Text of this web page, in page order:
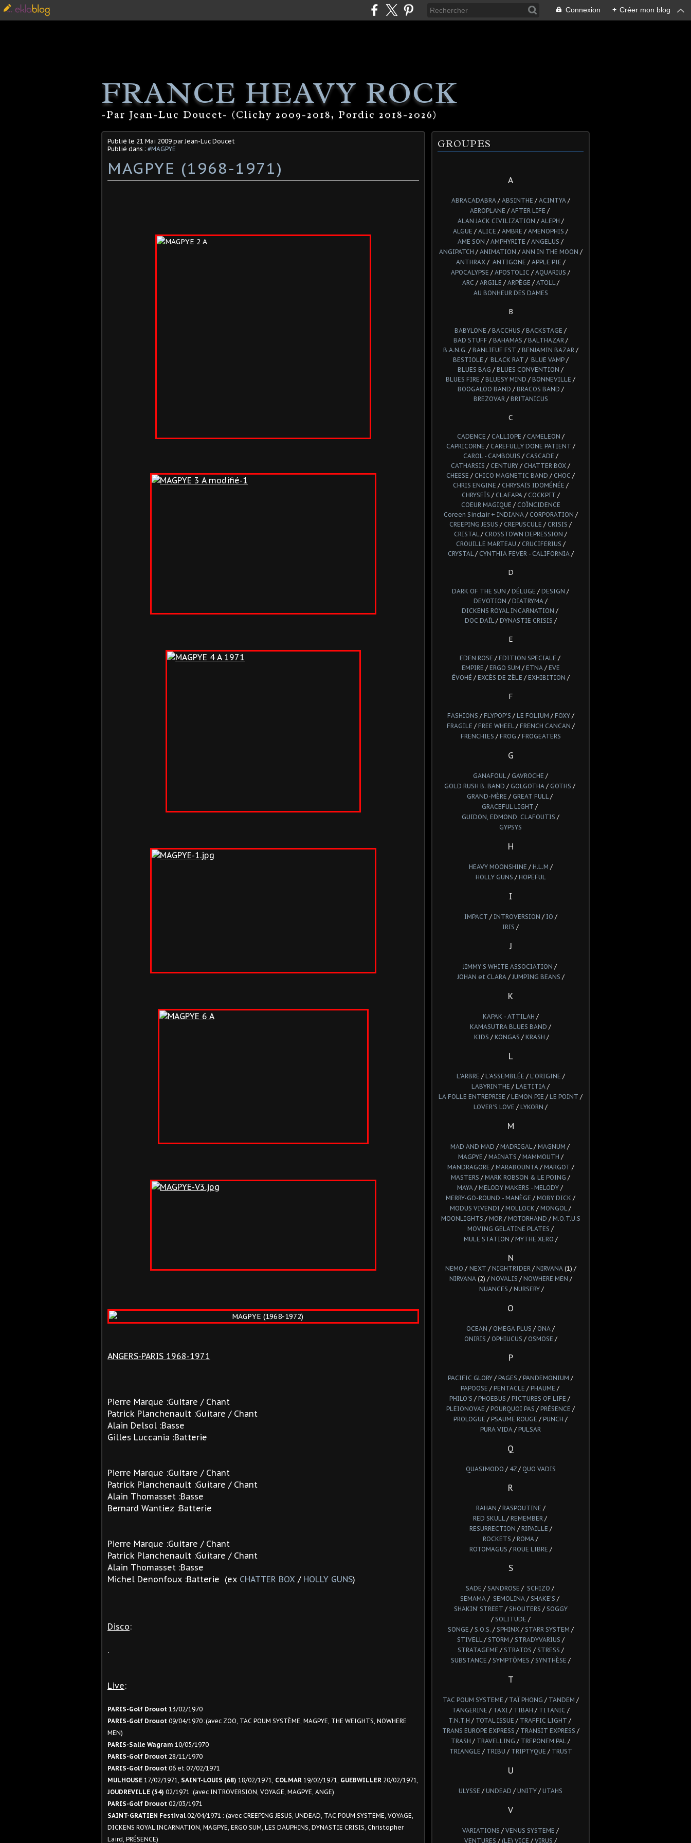
Connexion + Créer mon blog
FRANCE HEAVY ROCK
-Par Jean-Luc Doucet- (Clichy 2009-2018, Pordic 2018-2026)
Publié le 21 Mai 2009 par Jean-Luc Doucet
Publié dans : #MAGPYE
MAGPYE (1968-1971)
ANGERS-PARIS 1968-1971
Pierre Marque :Guitare / Chant
Patrick Planchenault :Guitare / Chant
Alain Delsol :Basse
Gilles Luccania :Batterie
Pierre Marque :Guitare / Chant
Patrick Planchenault :Guitare / Chant
Alain Thomasset :Basse
Bernard Wantiez :Batterie
Pierre Marque :Guitare / Chant
Patrick Planchenault :Guitare / Chant
Alain Thomasset :Basse
Michel Denonfoux :Batterie (ex CHATTER BOX / HOLLY GUNS)
Disco:
.
Live:
PARIS-Golf Drouot 13/02/1970
PARIS-Golf Drouot 09/04/1970 :(avec ZOO, TAC POUM SYSTÈME, MAGPYE, THE WEIGHTS, NOWHERE
MEN)
PARIS-Salle Wagram 10/05/1970
PARIS-Golf Drouot 28/11/1970
PARIS-Golf Drouot 06 et 07/02/1971
MULHOUSE 17/02/1971, SAINT-LOUIS (68) 18/02/1971, COLMAR 19/02/1971, GUEBWILLER 20/02/1971,
JOUDREVILLE (54) 02/1971 :(avec INTROVERSION, VOYAGE, MAGPYE, ANGE)
PARIS-Golf Drouot 02/03/1971
SAINT-GRATIEN Festival02/04/1971 : (avec CREEPING JESUS, UNDEAD, TAC POUM SYSTEME, VOYAGE,
DICKENS ROYAL INCARNATION, MAGPYE, ERGO SUM, LES DAUPHINS, DYNASTIE CRISIS, Christopher
Laird, PRÉSENCE)
GROUPES
A
ABRACADABRA/ ABSINTHE / ACINTYA/
AEROPLANE / AFTER LIFE /
ALAN JACK CIVILIZATION / ALEPH /
ALGUE / ALICE / AMBRE / AMENOPHIS /
AME SON / AMPHYRITE / ANGELUS /
ANGIPATCH / ANIMATION / ANN IN THE MOON /
ANTHRAX/ ANTIGONE / APPLE PIE /
APOCALYPSE / APOSTOLIC / AQUARIUS /
ARC / ARGILE / ARPÈGE / ATOLL/
AU BONHEUR DES DAMES
B
BABYLONE / BACCHUS / BACKSTAGE /
BAD STUFF / BAHAMAS / BALTHAZAR/
B.A.N.G. / BANLIEUE EST / BENJAMIN BAZAR/
BESTIOLE / BLACK RAT / BLUE VAMP/
BLUES BAG / BLUES CONVENTION /
BLUES FIRE / BLUESY MIND / BONNEVILLE /
BOOGALOO BAND / BRACOS BAND /
BREZOVAR/ BRITANICUS
C
CADENCE / CALLIOPE / CAMELEON /
CAPRICORNE / CAREFULLY DONE PATIENT /
CAROL - CAMBOUIS / CASCADE /
CATHARSIS / CENTURY / CHATTER BOX /
CHEESE / CHICO MAGNETIC BAND / CHOC /
CHRIS ENGINE / CHRYSAÏS IDOMÉNÉE /
CHRYSEÏS / CLAFAPA/ COCKPIT /
COEUR MAGIQUE / COÏNCIDENCE
Coreen Sinclair + INDIANA/ CORPORATION /
CREEPING JESUS / CREPUSCULE / CRISIS /
CRISTAL/ CROSSTOWN DEPRESSION /
CROUILLE MARTEAU / CRUCIFERIUS /
CRYSTAL/ CYNTHIA FEVER - CALIFORNIA/
D
DARK OF THE SUN / DÉLUGE / DESIGN /
DEVOTION / DIATRYMA /
DICKENS ROYAL INCARNATION /
DOC DAÏL/ DYNASTIE CRISIS /
E
EDEN ROSE / EDITION SPECIALE /
EMPIRE / ERGO SUM / ETNA/ EVE
ÉVOHÉ / EXCÈS DE ZÈLE / EXHIBITION /
F
FASHIONS / FLYPOP'S / LE FOLIUM / FOXY/
FRAGILE / FREE WHEEL/ FRENCH CANCAN /
FRENCHIES / FROG / FROGEATERS
G
GANAFOUL/ GAVROCHE /
GOLD RUSH B. BAND / GOLGOTHA / GOTHS /
GRAND-MÈRE / GREAT FULL/
GRACEFUL LIGHT /
GUIDON, EDMOND, CLAFOUTIS /
GYPSYS
H
HEAVY MOONSHINE / H.L.M /
HOLLY GUNS / HOPEFUL
I
IMPACT / INTROVERSION / IO /
IRIS /
J
JIMMY'S WHITE ASSOCIATION /
JOHAN et CLARA/ JUMPING BEANS /
K
KAPAK - ATTILAH /
KAMASUTRA BLUES BAND /
KIDS / KONGAS / KRASH /
L
L'ARBRE / L'ASSEMBLÉE / L'ORIGINE /
LABYRINTHE / LAETITIA /
LA FOLLE ENTREPRISE / LEMON PIE / LE POINT /
LOVER'S LOVE / LYKORN /
M
MAD AND MAD / MADRIGAL/ MAGNUM /
MAGPYE / MAINATS / MAMMOUTH /
MANDRAGORE / MARABOUNTA/ MARGOT /
MASTERS / MARK ROBSON & LE POING /
MAYA/ MELODY MAKERS - MELODY/
MERRY-GO-ROUND - MANÈGE / MOBY DICK /
MODUS VIVENDI / MOLLOCK / MONGOL/
MOONLIGHTS / MOR/ MOTORHAND / M.O.T.U.S
MOVING GELATINE PLATES /
MULE STATION / MYTHE XERO /
N
NEMO / NEXT / NIGHTRIDER/ NIRVANA(1) /
NIRVANA(2) / NOVALIS / NOWHERE MEN /
NUANCES / NURSERY/
O
OCEAN / OMEGA PLUS / ONA /
ONIRIS /OPHIUCUS / OSMOSE /
P
PACIFIC GLORY / PAGES / PANDEMONIUM /
PAPOOSE / PENTACLE / PHAUME /
PHILO'S / PHOEBUS / PICTURES OF LIFE /
PLEIONOVAE / POURQUOI PAS / PRÉSENCE /
PROLOGUE / PSAUME ROUGE / PUNCH /
PURA VIDA / PULSAR
Q
QUASIMODO / 4Z/ QUO VADIS
R
RAHAN / RASPOUTINE /
RED SKULL/ REMEMBER/
RESURRECTION / RIPAILLE /
ROCKETS / ROMA /
ROTOMAGUS / ROUE LIBRE /
S
SADE / SANDROSE / SCHIZO /
SEMAMA / SEMOLINA / SHAKE'S /
SHAKIN' STREET / SHOUTERS / SOGGY
/ SOLITUDE /
SONGE / S.O.S. / SPHINX/ STARR SYSTEM /
STIVELL/ STORM / STRADYVARIUS /
STRATAGEME / STRATOS / STRESS /
SUBSTANCE / SYMPTÔMES / SYNTHÈSE /
T
TAC POUM SYSTEME / TAÏ PHONG / TANDEM /
TANGERINE / TAXI / TIBAH / TITANIC /
T.N.T.H / TOTAL ISSUE / TRAFFIC LIGHT /
TRANS EUROPE EXPRESS / TRANSIT EXPRESS /
TRASH / TRAVELLING / TREPONEM PAL/
TRIANGLE / TRIBU / TRIPTYQUE / TRUST
U
ULYSSE / UNDEAD / UNITY / UTAHS
V
VARIATIONS / VENUS SYSTEME /
VENTURES / (LE) VICE / VIRUS /